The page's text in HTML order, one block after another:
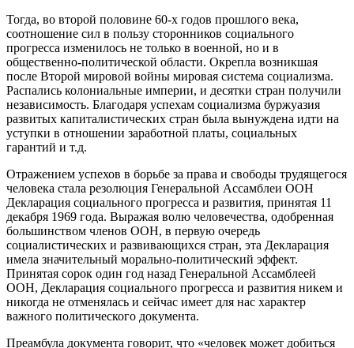
Тогда, во второй половине 60-х годов прошлого века,
соотношение сил в пользу сторонников социального
прогресса изменилось не только в военной, но и в
общественно-политической области. Окрепла возникшая
после Второй мировой войны мировая система социализма.
Распались колониальные империи, и десятки стран получили
независимость. Благодаря успехам социализма буржуазия
развитых капиталистических стран была вынуждена идти на
уступки в отношении заработной платы, социальных
гарантий и т.д.
Отражением успехов в борьбе за права и свободы трудящегося
человека стала резолюция Генеральной Ассамблеи ООН
Декларация социального прогресса и развития, принятая 11
декабря 1969 года. Выражая волю человечества, одобренная
большинством членов ООН, в первую очередь
социалистических и развивающихся стран, эта Декларация
имела значительный морально-политический эффект.
Принятая сорок один год назад Генеральной Ассамблеей
ООН, Декларация социального прогресса и развития никем и
никогда не отменялась и сейчас имеет для нас характер
важного политического документа.
Преамбула документа говорит, что «человек может добиться